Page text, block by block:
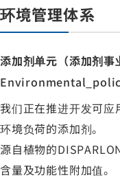
环境管理体系
添加剂单元（添加剂事
我们正在推进开发可
环境负荷的添加剂。
源自植物的
含量及功能性附加值。